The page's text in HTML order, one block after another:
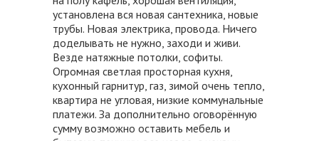
установлена вся новая сантехника, новые
трубы. Новая электрика, провода. Ничего
доделывать не нужно, заходи и живи.
Везде натяжные потолки, софиты.
Огромная светлая просторная кухня,
кухонный гарнитур, газ, зимой очень тепло,
квартира не угловая, низкие коммунальные
платежи. За дополнительно оговорённую
сумму возможно оставить мебель и